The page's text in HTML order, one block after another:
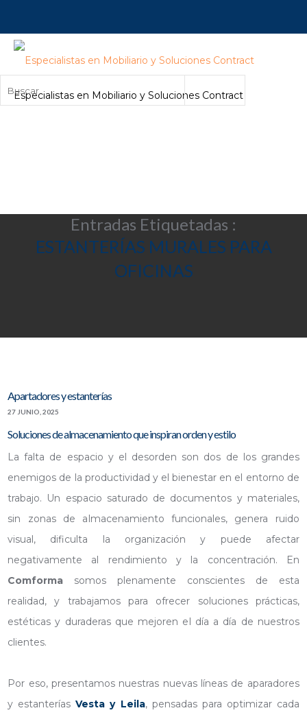
Especialistas en Mobiliario y Soluciones Contract
Entradas Etiquetadas :
ESTANTERÍAS MURALES PARA
OFICINAS
Apartadores y estanterías
27 JUNIO, 2025
Soluciones de almacenamiento que inspiran orden y estilo
La falta de espacio y el desorden son dos de los grandes
enemigos de la productividad y el bienestar en el entorno de
trabajo. Un espacio saturado de documentos y materiales,
sin zonas de almacenamiento funcionales, genera ruido
visual, dificulta la organización y puede afectar
negativamente al rendimiento y la concentración. En
Comforma somos plenamente conscientes de esta
realidad, y trabajamos para ofrecer soluciones prácticas,
estéticas y duraderas que mejoren el día a día de nuestros
clientes.
Por eso, presentamos nuestras nuevas líneas de aparadores
y estanterías Vesta y Leila, pensadas para optimizar cada